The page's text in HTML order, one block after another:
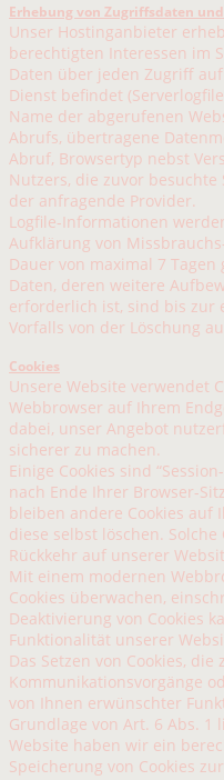
Erhebung von Zugriffsdaten
Unser Hostinganbieter
berechtigten Interessen im
Daten über jeden Zugriff
Dienst befindet
Name der abgerufenen
Abrufs, übertragene
Abruf, Browsertyp nebst
Nutzers, die zuvor besuchte
der anfragende Provider.
Logfile-Informationen
Aufklärung von
Dauer von maximal 7
Daten, deren weitere
erforderlich ist, sind bis zur
Vorfalls von der Löschung
Cookies
Unsere Website verwendet
Webbrowser auf Ihrem
dabei, unser Angebot
sicherer zu machen.
Einige Cookies sind
nach Ende Ihrer Browser-
bleiben andere Cookies auf
diese selbst löschen. Solche
Rückkehr auf unserer
Mit einem modernen
Cookies überwachen,
Deaktivierung von Cookies
Funktionalität unserer
Das Setzen von Cookies,
Kommunikationsvorgänge
von Ihnen erwünschter
Grundlage von Art. 6 Abs. 1
Website haben wir ein
Speicherung von Cookies